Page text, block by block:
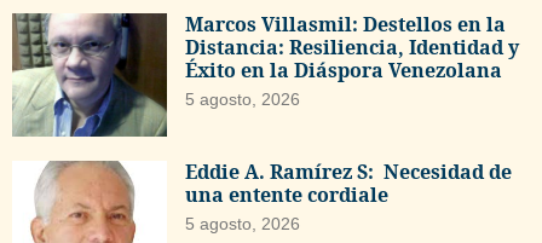
Marcos Villasmil: Destellos en la
Distancia: Resiliencia, Identidad y
Éxito en la Diáspora Venezolana
5 agosto, 2026
Eddie A. Ramírez S: Necesidad de
una entente cordiale
5 agosto, 2026